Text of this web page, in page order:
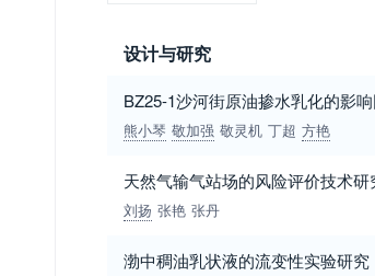
设计与研究
BZ25-1沙河街原油掺水乳化的影
熊小琴 敬加强 敬灵机 丁超 方艳
天然气输气站场的风险评价技术研
刘扬 张艳 张丹
渤中稠油乳状液的流变性实验研究